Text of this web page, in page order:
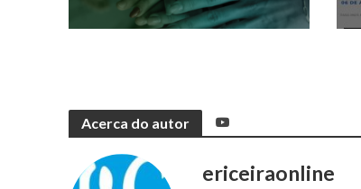
Acerca do autor
ericeiraonline